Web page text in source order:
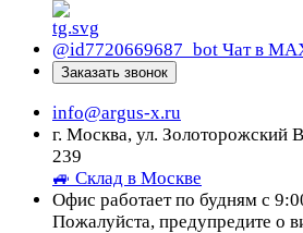
@id7720669687_bot Чат в
Заказать звонок
info@argus-x.ru
г. Москва, ул. Золоторожский
239
🚙 Склад в Москве
Офис работает по будням с
Пожалуйста, предупредите о